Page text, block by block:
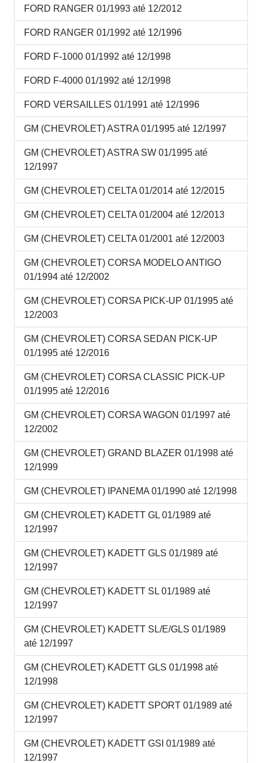
FORD RANGER 01/1993 até 12/2012
FORD RANGER 01/1992 até 12/1996
FORD F-1000 01/1992 até 12/1998
FORD F-4000 01/1992 até 12/1998
FORD VERSAILLES 01/1991 até 12/1996
GM (CHEVROLET) ASTRA 01/1995 até 12/1997
GM (CHEVROLET) ASTRA SW 01/1995 até
12/1997
GM (CHEVROLET) CELTA 01/2014 até 12/2015
GM (CHEVROLET) CELTA 01/2004 até 12/2013
GM (CHEVROLET) CELTA 01/2001 até 12/2003
GM (CHEVROLET) CORSA MODELO ANTIGO
01/1994 até 12/2002
GM (CHEVROLET) CORSA PICK-UP 01/1995 até
12/2003
GM (CHEVROLET) CORSA SEDAN PICK-UP
01/1995 até 12/2016
GM (CHEVROLET) CORSA CLASSIC PICK-UP
01/1995 até 12/2016
GM (CHEVROLET) CORSA WAGON 01/1997 até
12/2002
GM (CHEVROLET) GRAND BLAZER 01/1998 até
12/1999
GM (CHEVROLET) IPANEMA 01/1990 até 12/1998
GM (CHEVROLET) KADETT GL 01/1989 até
12/1997
GM (CHEVROLET) KADETT GLS 01/1989 até
12/1997
GM (CHEVROLET) KADETT SL 01/1989 até
12/1997
GM (CHEVROLET) KADETT SL/E/GLS 01/1989
até 12/1997
GM (CHEVROLET) KADETT GLS 01/1998 até
12/1998
GM (CHEVROLET) KADETT SPORT 01/1989 até
12/1997
GM (CHEVROLET) KADETT GSI 01/1989 até
12/1997